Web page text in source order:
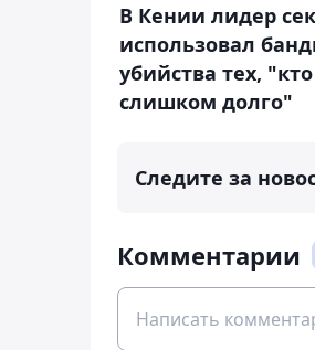
В Кении лидер
использовал
убийства тех,
слишком долго"
Следите за
Комментарии